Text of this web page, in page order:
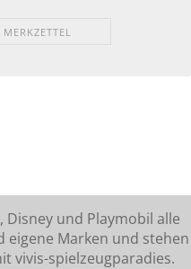
Disney und Playmobil alle
eigene Marken und stehen
vivis-spielzeugparadies.